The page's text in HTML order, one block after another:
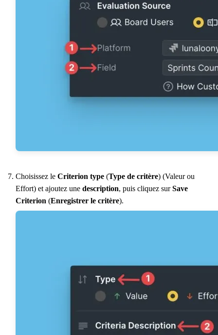
Choisissez le Criterion type (Type de critère) (Valeur ou
Effort) et ajoutez une description, puis cliquez surSave
Criterion (Enregistrer le critère).